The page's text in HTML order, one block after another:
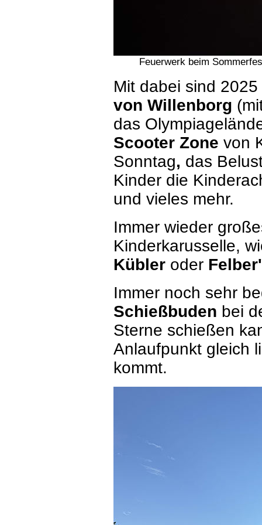
Feuerwerk beim
Mit dabei sind
von Willenborg
das
Scooter Zone von
Sonntag, das
Kinder die
und vieles mehr.
Immer wieder
Kinderkarusselle,
Kübler oder
Immer noch sehr
Schießbuden bei
Sterne schießen
Anlaufpunkt gleich
kommt.